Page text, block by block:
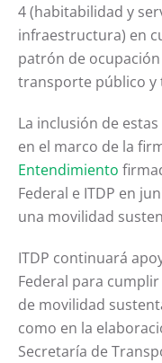
4 (habitabilidad y
infraestructura) en
patrón de
transporte público
La inclusión de
en el marco de la
Entendimiento
Federal e ITDP en
una movilidad
ITDP continuará
Federal para
de movilidad
como en la
Secretaría de